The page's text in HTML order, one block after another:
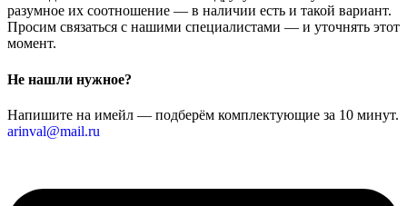
разумное их соотношение — в наличии есть и такой вариант.
Просим связаться с нашими специалистами — и уточнять этот
момент.
Не нашли нужное?
Напишите на имейл — подберём комплектующие за 10 минут.
arinval@mail.ru